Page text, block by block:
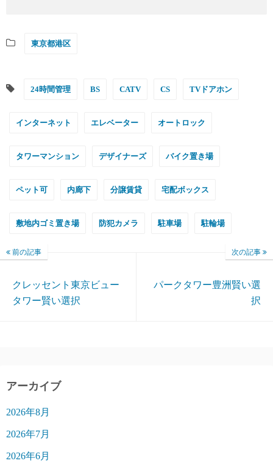
東京都港区
24時間管理 BS CATV CS TVドアホン
インターネット エレベーター オートロック
タワーマンション デザイナーズ バイク置き場
ペット可 内廊下 分譲賃貸 宅配ボックス
敷地内ゴミ置き場 防犯カメラ 駐車場 駐輪場
前の記事
クレッセント東京ビュー
タワー賢い選択
次の記事
パークタワー豊洲賢い選
択
アーカイブ
2026年8月
2026年7月
2026年6月